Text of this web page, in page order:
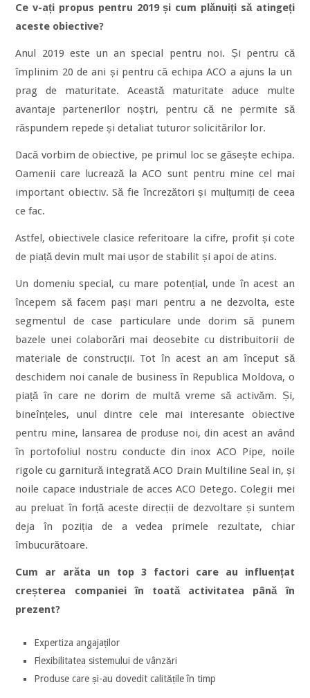
Ce v-ați propus pentru 2019 și cum plănuiți să atingeți
aceste obiective?
Anul 2019 este un an special pentru noi. Și pentru că
împlinim 20 de ani și pentru că echipa ACO a ajuns la un
prag de maturitate. Această maturitate aduce multe
avantaje partenerilor noștri, pentru că ne permite să
răspundem repede și detaliat tuturor solicitărilor lor.
Dacă vorbim de obiective, pe primul loc se găsește echipa.
Oamenii care lucrează la ACO sunt pentru mine cel mai
important obiectiv. Să fie încrezători și mulțumiți de ceea
ce fac.
Astfel, obiectivele clasice referitoare la cifre, profit și cote
de piață devin mult mai ușor de stabilit și apoi de atins.
Un domeniu special, cu mare potențial, unde în acest an
începem să facem pași mari pentru a ne dezvolta, este
segmentul de case particulare unde dorim să punem
bazele unei colaborări mai deosebite cu distribuitorii de
materiale de construcții. Tot în acest an am început să
deschidem noi canale de business în Republica Moldova, o
piață în care ne dorim de multă vreme să activăm. Și,
bineînțeles, unul dintre cele mai interesante obiective
pentru mine, lansarea de produse noi, din acest an având
în portofoliul nostru conducte din inox ACO Pipe, noile
rigole cu garnitură integrată ACO Drain Multiline Seal in, și
noile capace industriale de acces ACO Detego. Colegii mei
au preluat în forță aceste direcții de dezvoltare și suntem
deja în poziția de a vedea primele rezultate, chiar
îmbucurătoare.
Cum ar arăta un top 3 factori care au influențat
creșterea companiei în toată activitatea până în
prezent?
Expertiza angajaților
Flexibilitatea sistemului de vânzări
Produse care și-au dovedit calitățile în timp